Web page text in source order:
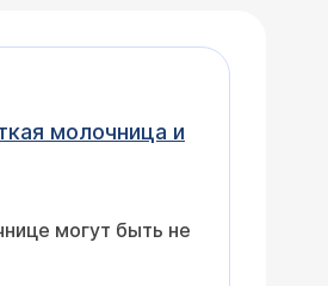
молочница и
могут быть не